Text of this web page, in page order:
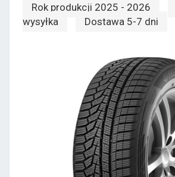
Rok produkcji 2025 - 2026
wysyłka
Dostawa 5-7 dni